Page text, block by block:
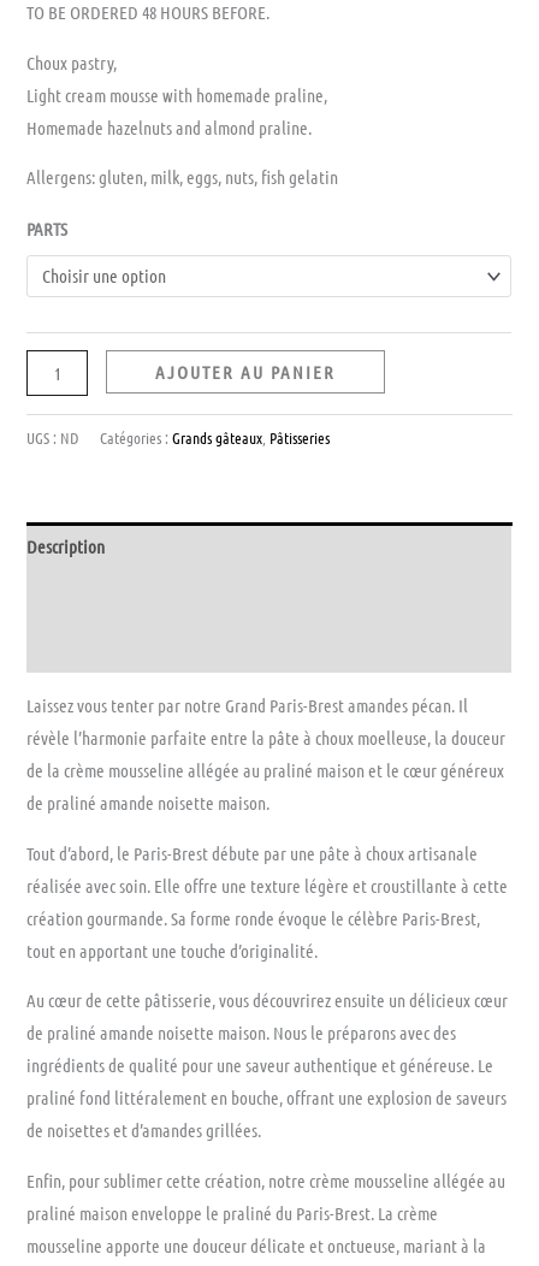
TO BE ORDERED 48 HOURS BEFORE.
Choux pastry,
Light cream mousse with homemade praline,
Homemade hazelnuts and almond praline.
Allergens: gluten, milk, eggs, nuts, fish gelatin
PARTS
AJOUTER AU PANIER
UGS : ND Catégories :Grands gâteaux Pâtisseries
Description
Laissez vous tenter par notre Grand Paris-Brest amandes pécan. Il
révèle l’harmonie parfaite entre la pâte à choux moelleuse, la douceur
de la crème mousseline allégée au praliné maison et le cœur généreux
de praliné amande noisette maison.
Tout d’abord, le Paris-Brest débute par une pâte à choux artisanale
réalisée avec soin. Elle offre une texture légère et croustillante à cette
création gourmande. Sa forme ronde évoque le célèbre Paris-Brest,
tout en apportant une touche d’originalité.
Au cœur de cette pâtisserie, vous découvrirez ensuite un délicieux cœur
de praliné amande noisette maison. Nous le préparons avec des
ingrédients de qualité pour une saveur authentique et généreuse. Le
praliné fond littéralement en bouche, offrant une explosion de saveurs
de noisettes et d’amandes grillées.
Enfin, pour sublimer cette création, notre crème mousseline allégée au
praliné maison enveloppe le praliné du Paris-Brest. La crème
mousseline apporte une douceur délicate et onctueuse, mariant à la